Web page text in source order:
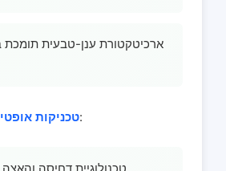
ארכיטקטורת ענן-טבעית תומכת
טכניקות: